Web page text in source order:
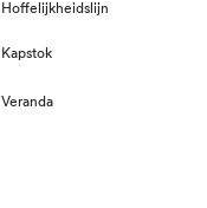
Hoffelijkheidslijn
Kapstok
Veranda